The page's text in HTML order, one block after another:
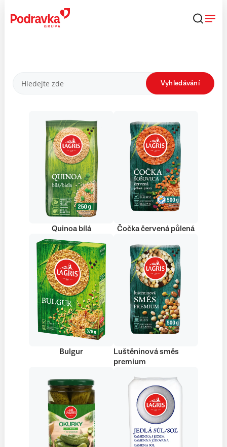
obsahu
Produkty Vyhledávání
Quinoa bílá Čočka červená půlená
Bulgur
Luštěninová směs
premium